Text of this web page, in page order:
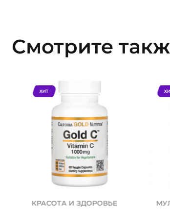
Смотрите
ХИТ
КРАСОТА И ЗДОРОВЬЕ